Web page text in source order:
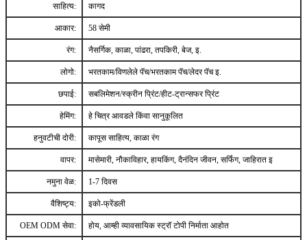
साहित्य: कागद
आकार: 58 सेमी
रंग: नैसर्गिक, काळा, पांढरा, तपकिरी, बेज, इ.
लोगो: भरतकाम/विणलेले पॅच/भरतकाम पॅच/लेदर पॅच इ.
छपाई: सबलिमेशन/स्क्रीन प्रिंट/हीट-ट्रान्सफर प्रिंट
हेमिंग: हे चित्र आवडले किंवा सानुकूलित
हनुवटीची दोरी: कापूस साहित्य, काळा रंग
वापर: मासेमारी, नौकाविहार, हायकिंग, दैनंदिन जीवन, सर्फिंग, जाहिरात इ
नमुना वेळ: 1-7 दिवस
वैशिष्ट्य: इको-फ्रेंडली
OEM ODM सेवा: होय, आम्ही व्यावसायिक स्ट्रॉ टोपी निर्माता आहोत